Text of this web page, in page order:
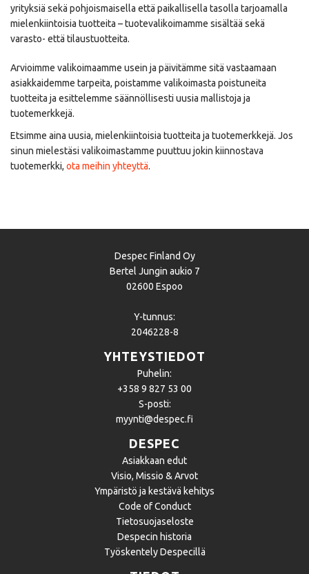
yrityksiä sekä pohjoismaisella että paikallisella tasolla tarjoamalla
mielenkiintoisia tuotteita – tuotevalikoimamme sisältää sekä
varasto- että tilaustuotteita.
Arvioimme valikoimaamme usein ja päivitämme sitä vastaamaan
asiakkaidemme tarpeita, poistamme valikoimasta poistuneita
tuotteita ja esittelemme säännöllisesti uusia mallistoja ja
tuotemerkkejä.
Etsimme aina uusia, mielenkiintoisia tuotteita ja tuotemerkkejä. Jos
sinun mielestäsi valikoimastamme puuttuu jokin kiinnostava
tuotemerkki, ota meihin yhteyttä.
Despec Finland Oy
Bertel Jungin aukio 7
02600 Espoo
Y-tunnus:
2046228-8
YHTEYSTIEDOT
Puhelin:
+358 9 827 53 00
S-posti:
myynti@despec.fi
DESPEC
Asiakkaan edut
Visio, Missio & Arvot
Ympäristö ja kestävä kehitys
Code of Conduct
Tietosuojaseloste
Despecin historia
Työskentely Despecillä